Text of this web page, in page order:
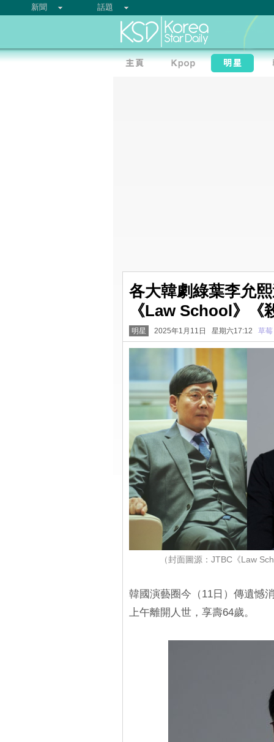
新聞 話題
各大韓劇綠葉李允
《Law School》《
明星 2025年1月11日 星期六17:12 草莓
（封面圖源：JTBC《Law
韓國演藝圈今（11日）傳遺憾
上午離開人世，享壽64歲。